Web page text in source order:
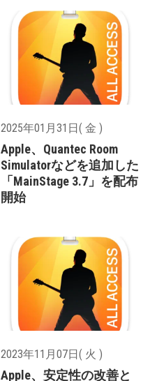
2025年01月31日( 金 )
Apple、Quantec Room
Simulatorなどを追加した
「MainStage 3.7」を配布
開始
2023年11月07日( 火 )
Apple、安定性の改善と